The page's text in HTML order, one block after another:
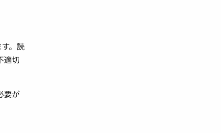
。読
適切
要が